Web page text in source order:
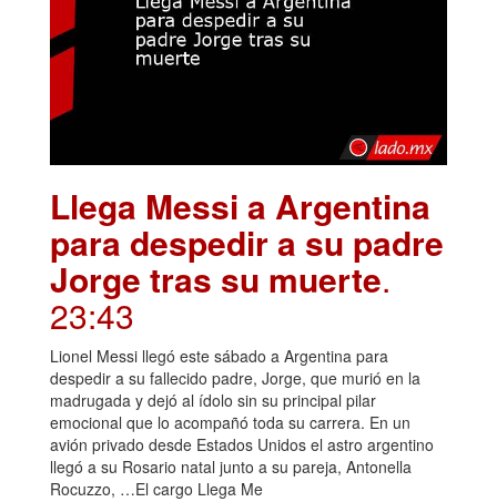
Llega Messi a Argentina
para despedir a su padre
Jorge tras su muerte.
23:43
Lionel Messi llegó este sábado a Argentina para
despedir a su fallecido padre, Jorge, que murió en la
madrugada y dejó al ídolo sin su principal pilar
emocional que lo acompañó toda su carrera. En un
avión privado desde Estados Unidos el astro argentino
llegó a su Rosario natal junto a su pareja, Antonella
Rocuzzo, …El cargo Llega Me